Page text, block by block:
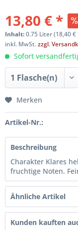
13,80 € *
Inhalt:0.75 Liter (18,40
inkl. MwSt.zzgl.
Sofort
Merken
Artikel-Nr.:
Beschreibung
Charakter Klares
fruchtige Noten.
Ähnliche Artikel
Kunden kauften